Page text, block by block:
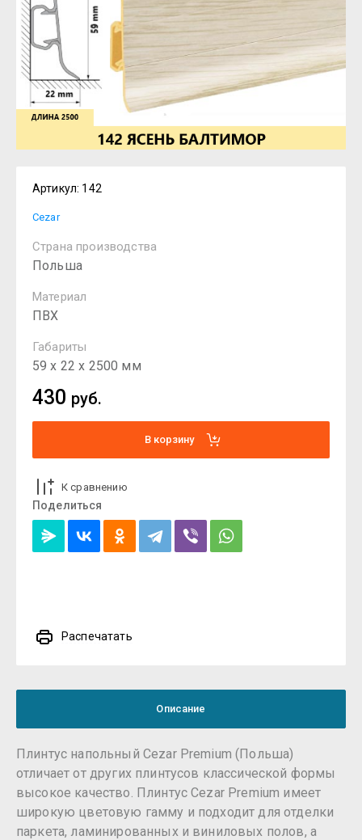
Артикул: 142
Cezar
Страна производства
Польша
Материал
ПВХ
Габариты
59 х 22 х 2500 мм
430 руб.
В корзину
К сравнению
Поделиться
Распечатать
Описание
Плинтус напольный Cezar Premium (Польша)
отличает от других плинтусов классической формы
высокое качество. Плинтус Cezar Premium имеет
широкую цветовую гамму и подходит для отделки
паркета, ламинированных и виниловых полов, а